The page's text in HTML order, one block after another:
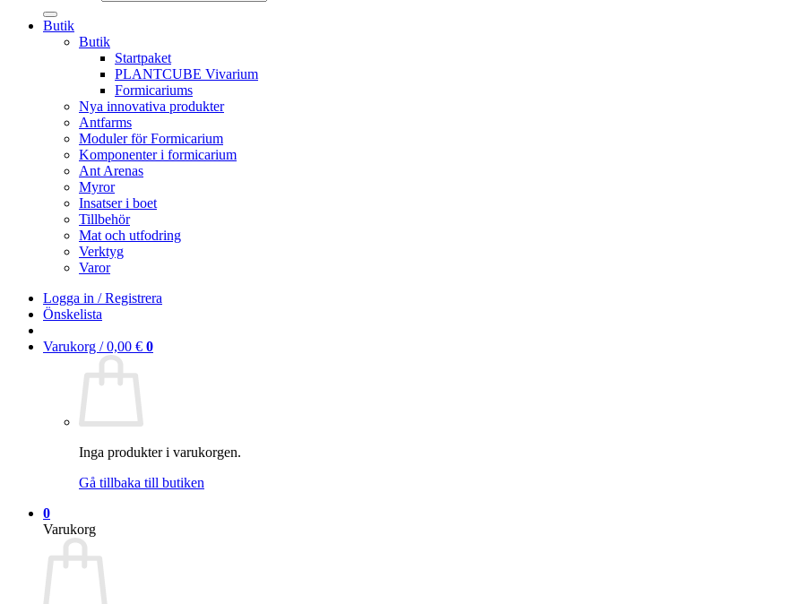
Butik
Butik
Startpaket
PLANTCUBE Vivarium
Formicariums
Nya innovativa produkter
Antfarms
Moduler för Formicarium
Komponenter i formicarium
Ant Arenas
Myror
Insatser i boet
Tillbehör
Mat och utfodring
Verktyg
Varor
Logga in / Registrera
Önskelista
Varukorg /0,00 € 0
Inga produkter i varukorgen.
Gå tillbaka till butiken
0
Varukorg